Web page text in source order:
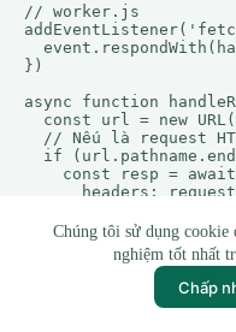
Chúng tôi sử dụng cookie
nghiệm tốt nhất
Chấp
// worker.js
})
async function
const url = new
// Nếu là request
if
const resp =
headers:
    return resp
// Các asset tĩnh
return